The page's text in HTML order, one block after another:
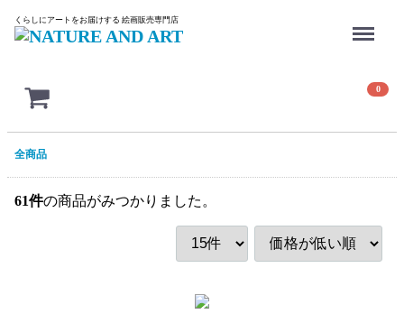
くらしにアートをお届けする 絵画販売専門店
0
全商品
61件の商品がみつかりました。